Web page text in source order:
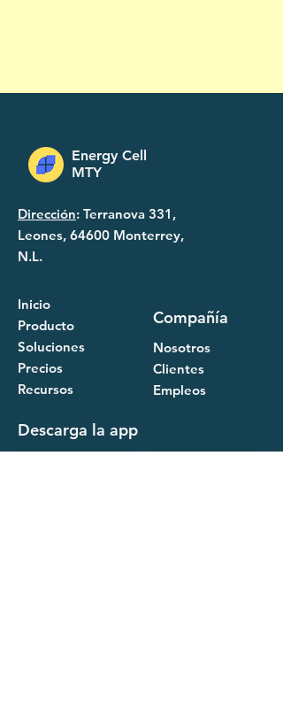
Energy Cell
MTY
Dirección: Terranova 331,
Leones, 64600 Monterrey,
N.L.
Inicio
Producto
Soluciones
Precios
Recursos
Compañía
Nosotros
Clientes
Empleos
Descarga la app